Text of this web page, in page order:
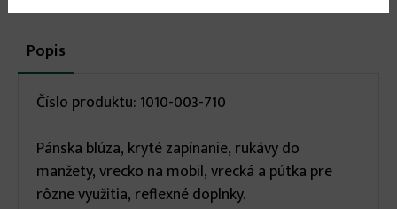
More
infos
Popis
karta)
Číslo produktu: 1010-003-710
Pánska blúza, kryté zapínanie, rukávy do
manžety, vrecko na mobil, vrecká a pútka pre
rôzne využitia, reflexné doplnky.